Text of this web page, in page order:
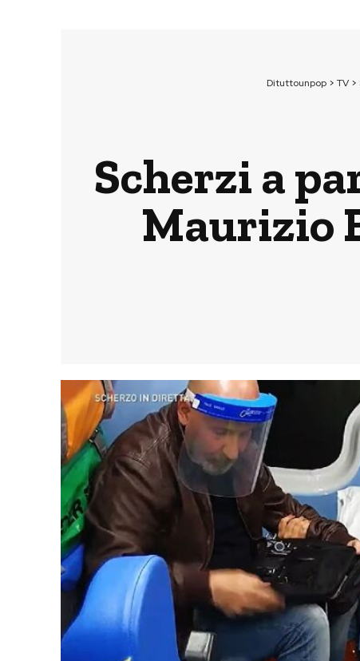
Dituttounpop> TV>
Scherzi a
Maurizio